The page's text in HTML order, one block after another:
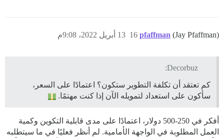
pfaffman (Jay Pfaffman) 13 أبريل 2022، 9:08م 16
Decorbuz:
كم تعتقد أن تكلفة التطوير ستكون؟ اعتمادًا على السعر،
سأكون على استعداد لتمويله الآن إذا كنت مهتمًا.
أفكر في 250-500 دولار، اعتمادًا على مدى قابلية التكوين وكمية
العمل المطلوبة في الواجهة الأمامية. لم أنظر فعليًا في ما سيتطلبه